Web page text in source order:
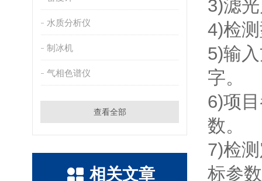
水质分析仪
制冰机
气相色谱仪
查看全部
相关文章
3)滤
4)检
5)输
字。
6)项
数。
7)检
标参